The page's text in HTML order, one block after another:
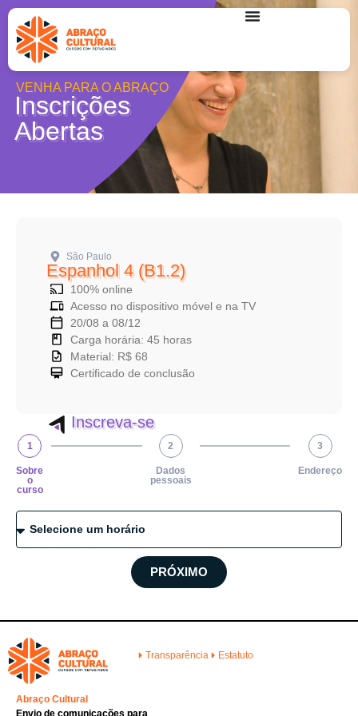
VENHA PARA O ABRAÇO
Inscrições
Abertas
São Paulo
Espanhol 4 (B1.2)
100% online
Acesso no dispositivo móvel e na TV
20/08 a 08/12
Carga horária: 45 horas
Material: R$ 68
Certificado de conclusão
Inscreva-se
1
Sobre
o
curso
2
Dados
pessoais
3
Endereço
PRÓXIMO
Transparência Estatuto
Abraço Cultural